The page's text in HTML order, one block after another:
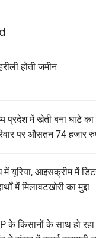
होती जमीन
प्रदेश में खेती बना घाटे का
पर औसतन 74 हजार
में यूरिया, आइसक्रीम में
में मिलावटखोरी का मुद्दा
के किसानों के साथ हो रहा